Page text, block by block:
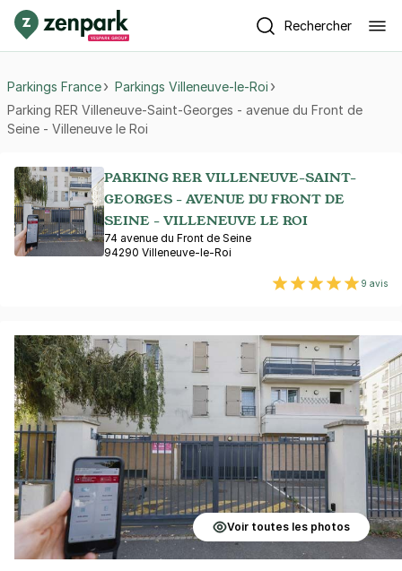
Rechercher
Parkings France
Parkings Villeneuve-le-Roi
Parking RER Villeneuve-Saint-Georges - avenue du Front de
Seine - Villeneuve le Roi
PARKING RER VILLENEUVE-SAINT-
GEORGES - AVENUE DU FRONT DE
SEINE - VILLENEUVE LE ROI
74 avenue du Front de Seine
94290 Villeneuve-le-Roi
9 avis
Voir toutes les photos